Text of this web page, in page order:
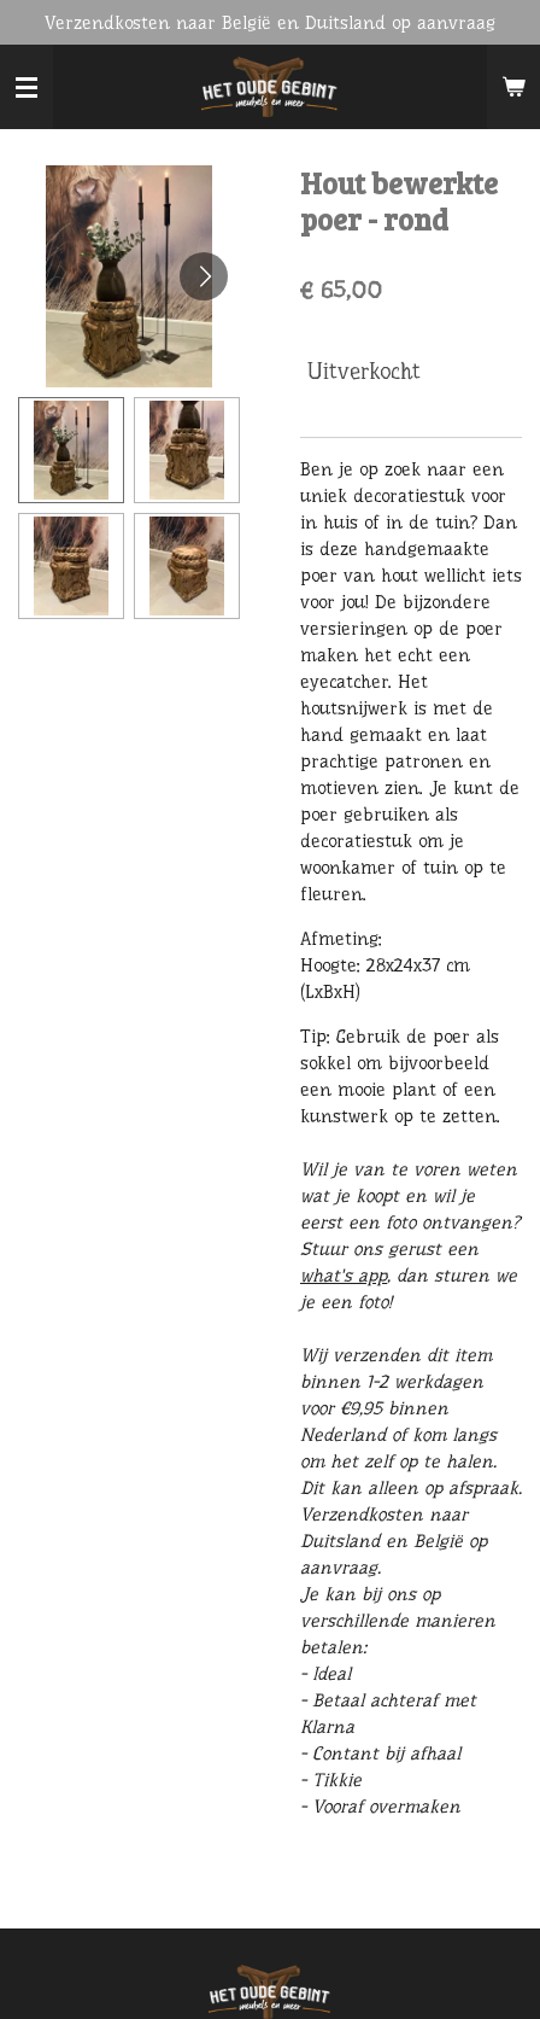
direct
naar
de
hoofdinhoud
Verzendkosten naar België en Duitsland op aanvraag
Hout bewerkte
poer - rond
€ 65,00
Uitverkocht
Ben je op zoek naar een
uniek decoratiestuk voor
in huis of in de tuin? Dan
is deze handgemaakte
poer van hout wellicht iets
voor jou! De bijzondere
versieringen op de poer
maken het echt een
eyecatcher. Het
houtsnijwerk is met de
hand gemaakt en laat
prachtige patronen en
motieven zien. Je kunt de
poer gebruiken als
decoratiestuk om je
woonkamer of tuin op te
fleuren.
Afmeting:
Hoogte: 28x24x37 cm
(LxBxH)
Tip: Gebruik de poer als
sokkel om bijvoorbeeld
een mooie plant of een
kunstwerk op te zetten.
Wil je van te voren weten
wat je koopt en wil je
eerst een foto ontvangen?
Stuur ons gerust een
what's app, dan sturen we
je een foto!
Wij verzenden dit item
binnen 1-2 werkdagen
voor €9,95 binnen
Nederland of kom langs
om het zelf op te halen.
Dit kan alleen op afspraak.
Verzendkosten naar
Duitsland en België op
aanvraag.
Je kan bij ons op
verschillende manieren
betalen:
- Ideal
- Betaal achteraf met
Klarna
- Contant bij afhaal
- Tikkie
- Vooraf overmaken